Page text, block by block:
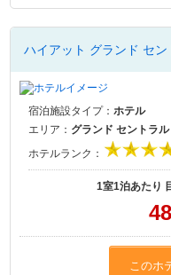
ハイアット グランド セ
宿泊施設タイプ：ホテル
エリア： グランド セントラ
ホテルランク：
1室1泊あたり
このホ